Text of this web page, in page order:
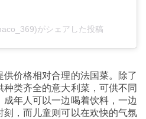
がシェアした投稿
价格相对合理的法国菜。除了
类齐全的意大利菜，可供不同
年人可以一边喝着饮料，一边
刻，而儿童则可以在欢快的气氛